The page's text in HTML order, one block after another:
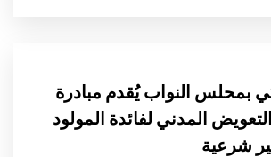
بمحلس النواب يُقدم مبادرة
المدني لفائدة المولود
شرعية